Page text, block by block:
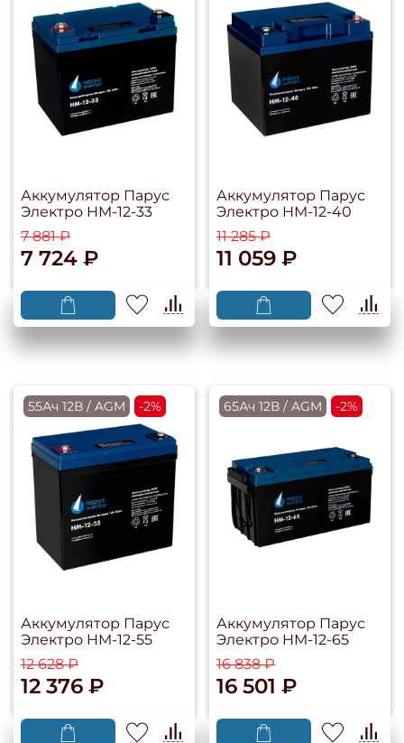
Аккумулятор Парус
Электро HM-12-33
7 881 ₽
7 724 ₽
Аккумулятор Парус
Электро HM-12-40
11 285 ₽
11 059 ₽
55Ач 12В / AGM -2%
Аккумулятор Парус
Электро HM-12-55
12 628 ₽
12 376 ₽
65Ач 12В / AGM -2%
Аккумулятор Парус
Электро HM-12-65
16 838 ₽
16 501 ₽